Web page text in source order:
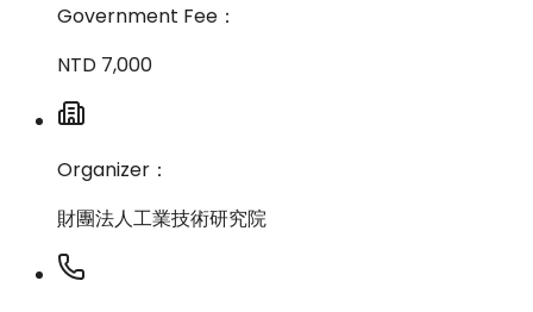
Government Fee：
NTD 7,000
Organizer：
財團法人工業技術研究院